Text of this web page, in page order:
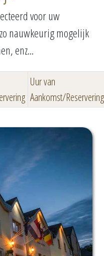
voor uw
nauwkeurig mogelijk
enz...
Uur van
Aankomst/Reservering